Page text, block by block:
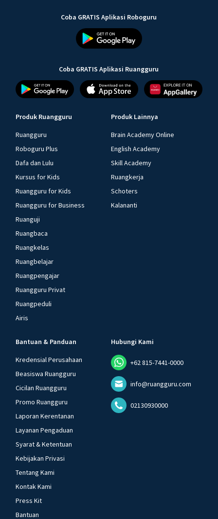
Coba GRATIS Aplikasi Roboguru
Coba GRATIS Aplikasi Ruangguru
Produk Ruangguru
Ruangguru
Roboguru Plus
Dafa dan Lulu
Kursus for Kids
Ruangguru for Kids
Ruangguru for Business
Ruanguji
Ruangbaca
Ruangkelas
Ruangbelajar
Ruangpengajar
Ruangguru Privat
Ruangpeduli
Airis
Produk Lainnya
Brain Academy Online
English Academy
Skill Academy
Ruangkerja
Schoters
Kalananti
Bantuan & Panduan
Kredensial Perusahaan
Beasiswa Ruangguru
Cicilan Ruangguru
Promo Ruangguru
Laporan Kerentanan
Layanan Pengaduan
Syarat & Ketentuan
Kebijakan Privasi
Tentang Kami
Kontak Kami
Press Kit
Bantuan
Hubungi Kami
+62 815-7441-0000
info@ruangguru.com
02130930000